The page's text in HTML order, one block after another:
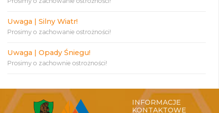
Uwaga | Silny Wiatr!
Prosimy o zachowanie ostrożności!
Uwaga | Opady Śniegu!
Prosimy o zachownie ostrożności!
INFORMACJE
KONTAKTOWE